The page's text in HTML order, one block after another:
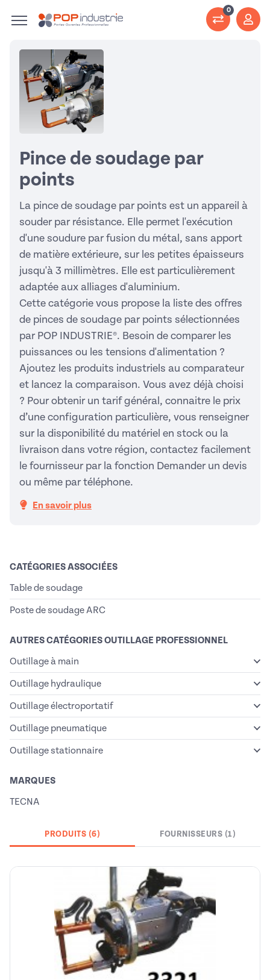
0
Pince de soudage par
points
La pince de soudage par points est un appareil à
souder par résistance. Elle permet l'exécution
d'une soudure par fusion du métal, sans apport
de matière extérieure, sur les petites épaisseurs
jusqu'à 3 millimètres. Elle est particulièrement
adaptée aux alliages d'aluminium.
Cette catégorie vous propose la liste des offres
de pinces de soudage par points sélectionnées
par POP INDUSTRIE®. Besoin de comparer les
puissances ou les tensions d'alimentation ?
Ajoutez les produits industriels au comparateur
et lancez la comparaison. Vous avez déjà choisi
? Pour obtenir un tarif général, connaitre le prix
d’une configuration particulière, vous renseigner
sur la disponibilité du matériel en stock ou la
livraison dans votre région, contactez facilement
le fournisseur par la fonction Demander un devis
ou même par téléphone.
En savoir plus
CATÉGORIES ASSOCIÉES
Table de soudage
Poste de soudage ARC
AUTRES CATÉGORIES OUTILLAGE PROFESSIONNEL
Outillage à main
Outillage hydraulique
Outillage électroportatif
Outillage pneumatique
Outillage stationnaire
MARQUES
TECNA
PRODUITS (6) FOURNISSEURS (1)